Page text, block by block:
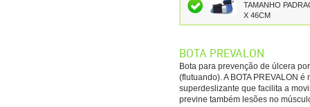
TAMANHO
X 46CM
BOTA PREVALON
Bota para prevenção de úlcera
(flutuando). A BOTA PREVALON
superdeslizante que facilita a
previne também lesões no